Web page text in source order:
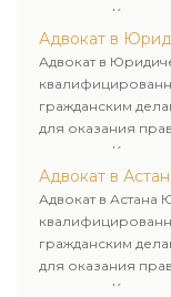
клиентам.
юридических лиц.
клиенту.
Адвокат в
Адвокат в
гражданским
для оказания
клиентам.
юридических лиц.
клиенту.
Адвокат в
Адвокат в Астана
гражданским
для оказания
клиентам.